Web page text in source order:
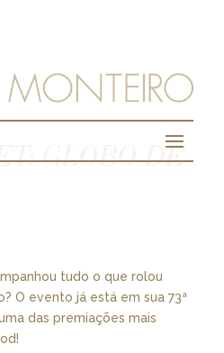
GLOBO DE
tudo o que rolou
O evento já está em sua 73ª
das premiações mais